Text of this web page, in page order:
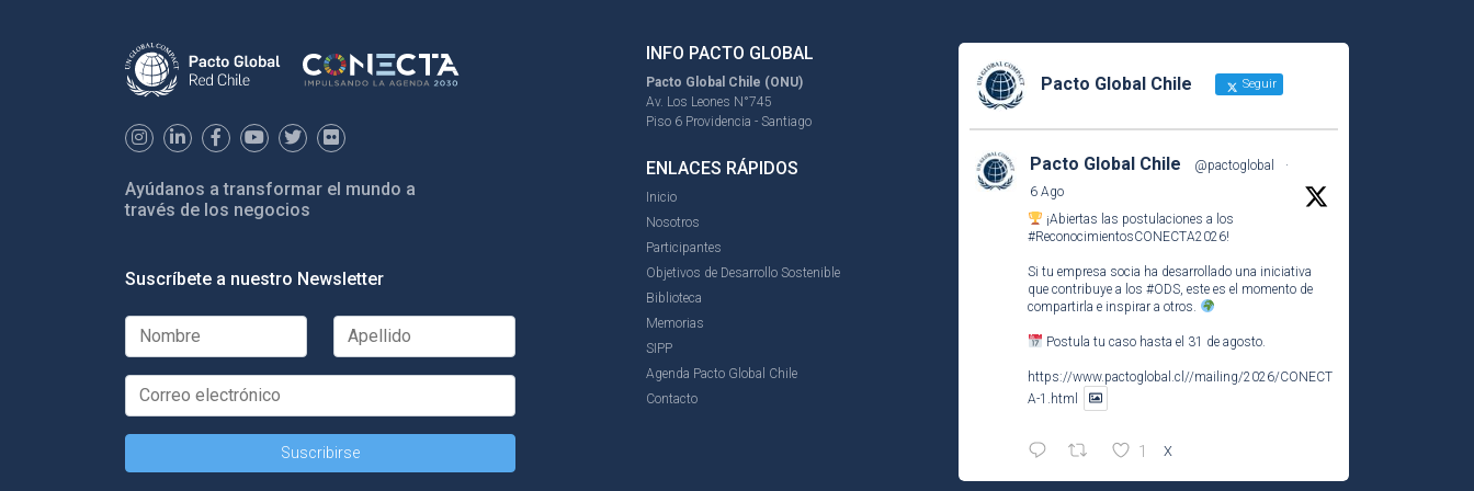
Ayúdanos a transformar el mundo a
través de los negocios
Suscríbete a nuestro Newsletter
INFO PACTO GLOBAL
Pacto Global Chile (ONU)
Av. Los Leones N°745
Piso 6 Providencia - Santiago
ENLACES RÁPIDOS
Inicio
Nosotros
Participantes
Objetivos de Desarrollo Sostenible
Biblioteca
Memorias
SIPP
Agenda Pacto Global Chile
Contacto
Pacto Global Chile Seguir
Pacto Global Chile @pactoglobal
·
6 Ago
¡Abiertas las postulaciones a los
#ReconocimientosCONECTA2026!
Si tu empresa socia ha desarrollado una iniciativa
que contribuye a los #ODS, este es el momento de
compartirla e inspirar a otros.
Postula tu caso hasta el 31 de agosto.
https://www.pactoglobal.cl//mailing/2026/CONECT
A-1.html
1 X